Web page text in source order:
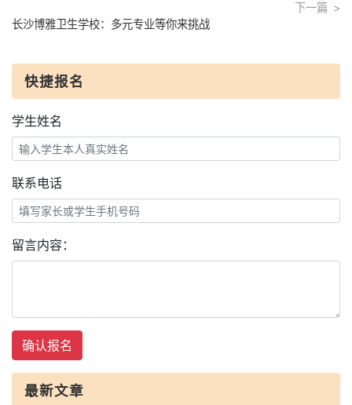
下一篇
长沙博雅卫生学校：多元专业等你来挑战
快捷报名
学生姓名
联系电话
留言内容：
确认报名
最新文章